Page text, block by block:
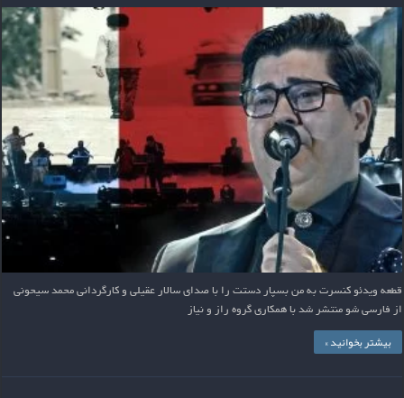
قطعه ویدئو کنسرت به من بسپار دستت را با صدای سالار عقیلی و کارگردانی محمد سیحونی
از فارسی شو منتشر شد با همکاری گروه راز و نیاز
بیشتر بخوانید »